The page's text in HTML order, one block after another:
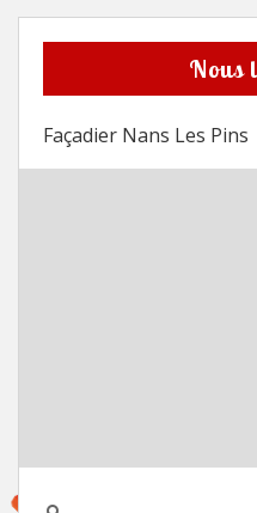
Nous
Façadier Nans Les Pins